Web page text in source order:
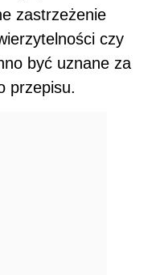
zastrzeżenie
czy
być uznane za
przepisu.